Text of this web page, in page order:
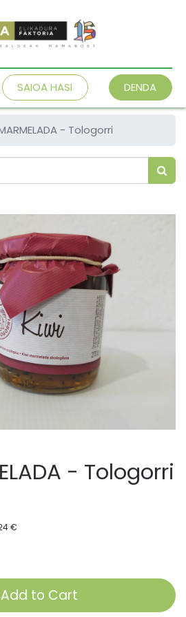
SAIOA HASI DENDA
- Tologorri
- Tologorri
€
to Cart